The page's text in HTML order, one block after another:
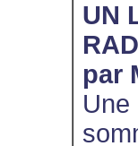
UN
par
Une